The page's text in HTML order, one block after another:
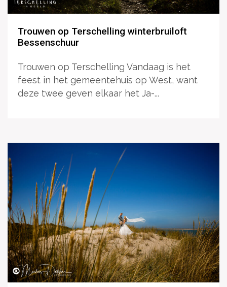
Trouwen op Terschelling winterbruiloft
Bessenschuur
Trouwen op Terschelling Vandaag is het
feest in het gemeentehuis op West, want
deze twee geven elkaar het Ja-...